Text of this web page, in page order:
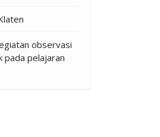
observasi
pada pelajaran